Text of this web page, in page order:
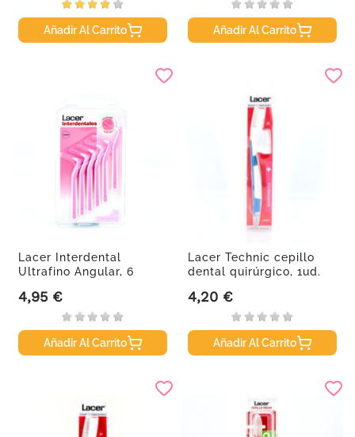
Añadir Al Carrito Añadir Al Carrito
Lacer Interdental
Ultrafino Angular, 6
Precio
4,95 €
Añadir Al Carrito
Lacer Technic cepillo
dental quirúrgico, 1ud.
Precio
4,20 €
Añadir Al Carrito